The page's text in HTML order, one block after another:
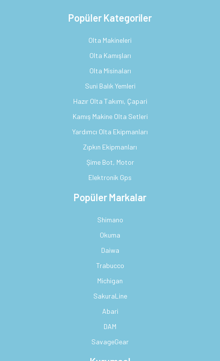
Popüler Kategoriler
Olta Makineleri
Olta Kamışları
Olta Misinaları
Suni Balık Yemleri
Hazır Olta Takımı, Çapari
Kamış Makine Olta Setleri
Yardımcı Olta Ekipmanları
Zıpkın Ekipmanları
Şime Bot, Motor
Elektronik Gps
Popüler Markalar
Shimano
Okuma
Daiwa
Trabucco
Michigan
SakuraLine
Abari
DAM
SavageGear